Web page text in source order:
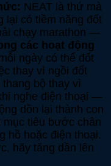
NEAT là thứ mà
lại có tiềm năng đốt
chạy marathon —
các hoạt động
ngày có thể đốt
thay vì ngồi đốt
bộ thay vì
nghe điện thoại —
dồn lại thành con
tiêu bước chân
hồ hoặc điện thoại.
hãy tăng dần lên